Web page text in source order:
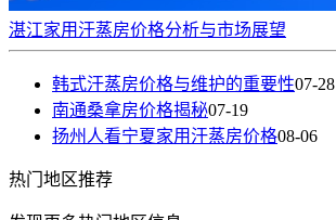
湛江家用汗蒸房价格分析与市场展望
韩式汗蒸房价格与维护的重要性07-28
南通桑拿房价格揭秘07-19
扬州人看宁夏家用汗蒸房价格08-06
热门 地区推荐